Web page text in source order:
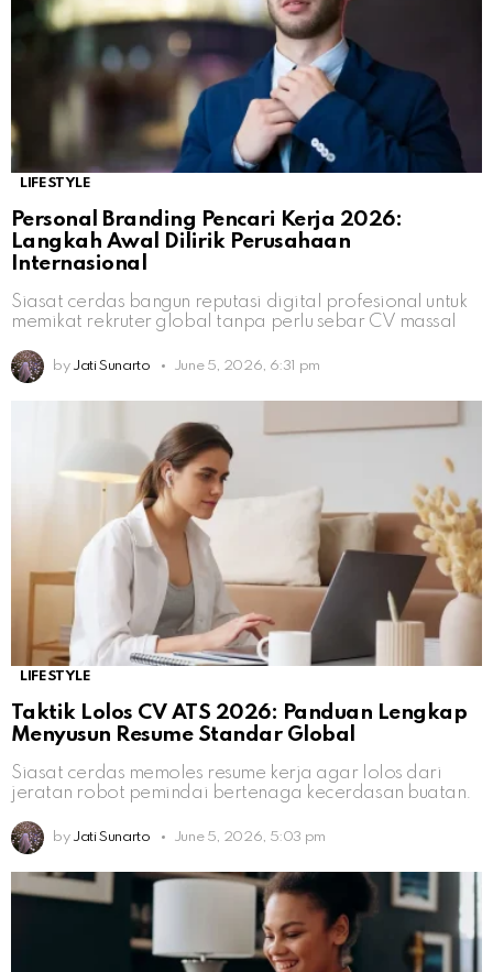
LIFESTYLE
Personal Branding Pencari Kerja 2026:
Langkah Awal Dilirik Perusahaan
Internasional
Siasat cerdas bangun reputasi digital profesional untuk
memikat rekruter global tanpa perlu sebar CV massal
by Jati Sunarto June 5, 2026, 6:31 pm
LIFESTYLE
Taktik Lolos CV ATS 2026: Panduan Lengkap
Menyusun Resume Standar Global
Siasat cerdas memoles resume kerja agar lolos dari
jeratan robot pemindai bertenaga kecerdasan buatan.
by Jati Sunarto June 5, 2026, 5:03 pm